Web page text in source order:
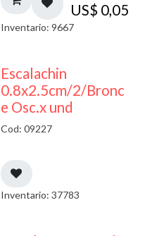
US$ 0,05
Inventario: 9667
Escalachin
0.8x2.5cm/2/Bronc
e Osc.x und
Cod: 09227
Inventario: 37783